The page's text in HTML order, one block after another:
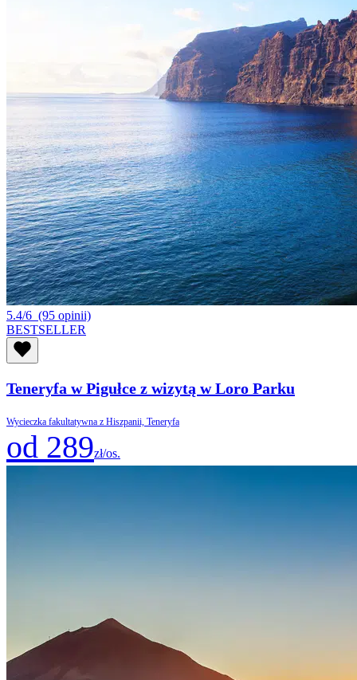
5.4/6 (95 opinii)
BESTSELLER
Teneryfa w Pigułce z wizytą w Loro Parku
Wycieczka fakultatywna z Hiszpanii, Teneryfa
od 289zł/os.